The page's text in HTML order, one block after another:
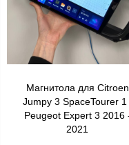
Магнитола для Citroen
Jumpy 3 SpaceTourer 1
Peugeot Expert 3 2016
2021